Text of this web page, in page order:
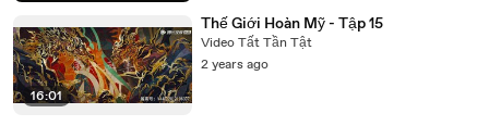
16:01
Thế Giới Hoàn Mỹ - Tập 15
Video Tất Tần Tật
2 years ago